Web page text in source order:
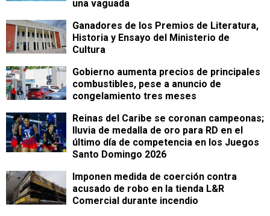
una vaguada
Ganadores de los Premios de Literatura,
Historia y Ensayo del Ministerio de
Cultura
Gobierno aumenta precios de principales
combustibles, pese a anuncio de
congelamiento tres meses
Reinas del Caribe se coronan campeonas;
lluvia de medalla de oro para RD en el
último día de competencia en los Juegos
Santo Domingo 2026
Imponen medida de coerción contra
acusado de robo en la tienda L&R
Comercial durante incendio